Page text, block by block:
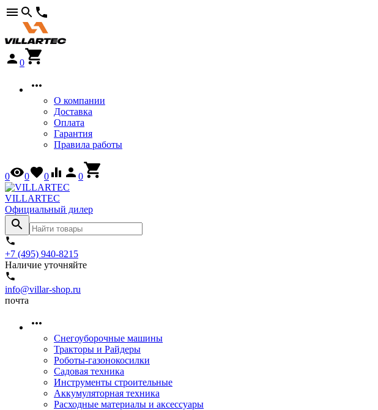
0
О компании
Доставка
Оплата
Гарантия
Правила работы
0 0 0 0
VILLARTEC
Официальный дилер
+7 (495) 940-8215
Наличие уточняйте
info@villar-shop.ru
почта
Снегоуборочные машины
Тракторы и Райдеры
Роботы-газонокосилки
Садовая техника
Инструменты строительные
Аккумуляторная техника
Расходные материалы и аксессуары